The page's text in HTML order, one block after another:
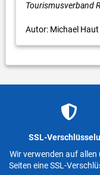
Tourismusverband
Autor: Michael Haut
SSL-
Wir verwenden auf allen
Seiten eine SSL-